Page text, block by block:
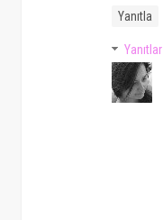
Yanıtla
Yanıtlar